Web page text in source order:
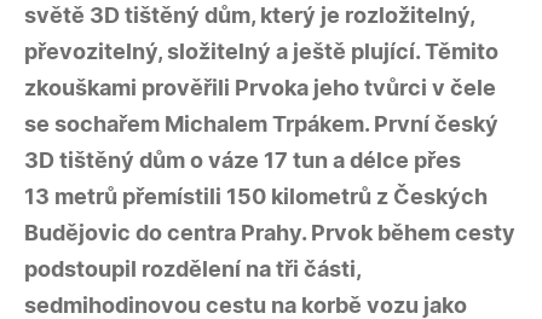
světě 3D tištěný dům, který je rozložitelný,
převozitelný, složitelný a ještě plující. Těmito
zkouškami prověřili Prvoka jeho tvůrci v čele
se sochařem Michalem Trpákem. První český
3D tištěný dům o váze 17 tun a délce přes
13 metrů přemístili 150 kilometrů z Českých
Budějovic do centra Prahy. Prvok během cesty
podstoupil rozdělení na tři části,
sedmihodinovou cestu na korbě vozu jako